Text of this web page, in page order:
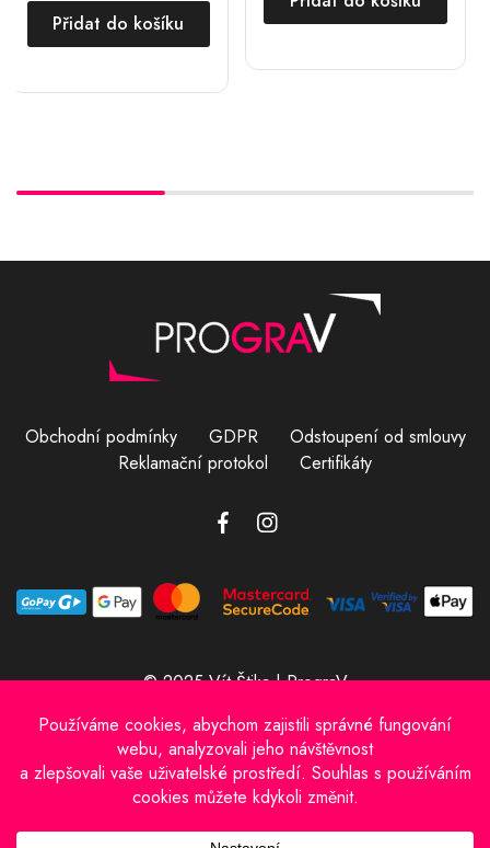
Přidat do košíku
Obchodní podmínky GDPR
Odstoupení od smlouvy
Reklamační protokol
Certifikáty
© 2025 Vít Štika | PrograV
Provozovatel e-shopu: Vít Štika
IČO: 01597833